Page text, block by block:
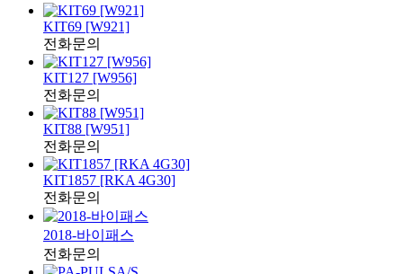
KIT69 [W921]
전화문의
KIT127 [W956]
전화문의
KIT88 [W951]
전화문의
KIT1857 [RKA 4G30]
전화문의
2018-바이패스
전화문의